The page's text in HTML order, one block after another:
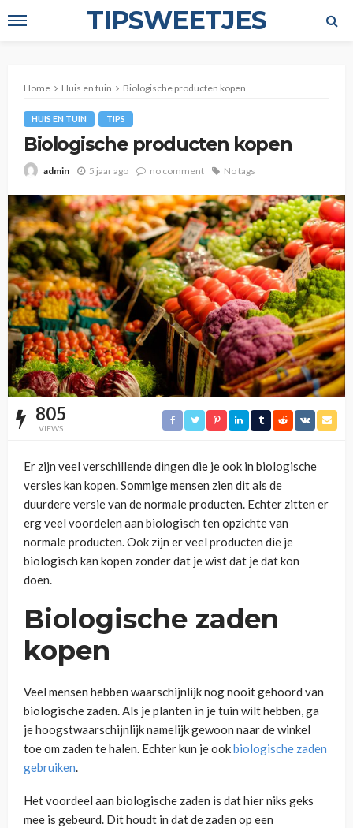
TIPSWEETJES
Home Huis en tuin Biologische producten kopen
HUIS EN TUIN TIPS
Biologische producten kopen
admin 5 jaar ago no comment No tags
805
VIEWS
Er zijn veel verschillende dingen die je ook in biologische
versies kan kopen. Sommige mensen zien dit als de
duurdere versie van de normale producten. Echter zitten er
erg veel voordelen aan biologisch ten opzichte van
normale producten. Ook zijn er veel producten die je
biologisch kan kopen zonder dat je wist dat je dat kon
doen.
Biologische zaden
kopen
Veel mensen hebben waarschijnlijk nog nooit gehoord van
biologische zaden. Als je planten in je tuin wilt hebben, ga
je hoogstwaarschijnlijk namelijk gewoon naar de winkel
toe om zaden te halen. Echter kun je ookbiologische zaden
gebruiken.
Het voordeel aan biologische zaden is dat hier niks geks
mee is gebeurd. Dit houdt in dat de zaden op een